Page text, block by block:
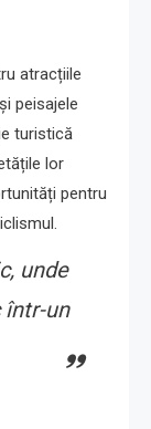
atracțiile
peisajele
turistică
lor
pentru
unde
într-un